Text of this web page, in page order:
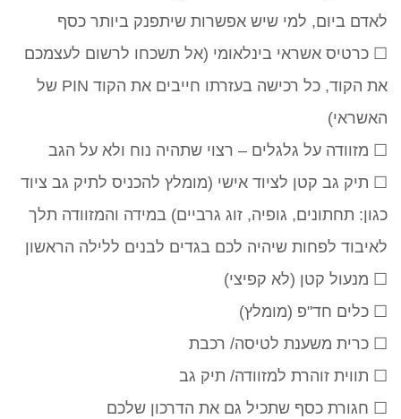
לאדם ביום, למי שיש אפשרות שיתפנק ביותר כסף
☐ כרטיס אשראי בינלאומי (אל תשכחו לרשום לעצמכם
את הקוד, כל רכישה בעזרתו חייבים את הקוד PIN של
האשראי)
☐ מזוודה על גלגלים – רצוי שתהיה נוח ולא על הגב
☐ תיק גב קטן לציוד אישי (מומלץ להכניס לתיק גב ציוד
כגון: תחתונים, גופיה, זוג גרביים) במידה והמזוודה תלך
לאיבוד לפחות שיהיה לכם בגדים לבנים ללילה הראשון
☐ מנעול קטן (לא קפיצי)
☐ כלים חד"פ (מומלץ)
☐ כרית משענת לטיסה/ רכבת
☐ תווית זוהרת למזוודה/ תיק גב
☐ חגורת כסף שתכיל גם את הדרכון שלכם